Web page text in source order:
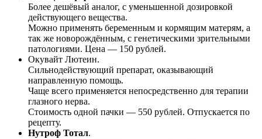
Более дешёвый аналог, с уменьшенной дозировкой
действующего вещества.
Можно применять беременным и кормящим матерям, а
так же новорождённым, с генетическими зрительными
патологиями. Цена — 150 рублей.
Окувайт Лютеин.
Сильнодействующий препарат, оказывающий
направленную помощь.
Чаще всего применяется непосредственно для терапии
глазного нерва.
Стоимость одной пачки — 550 рублей. Отпускается по
рецепту.
Нутроф Тотал.